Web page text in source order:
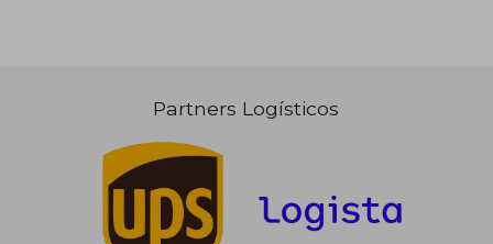
Partners Logísticos